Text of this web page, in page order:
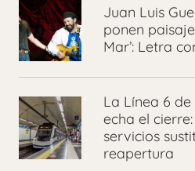
Juan Luis
ponen
Mar’: Letra
La Línea 6
echa el
servicios
reapertura